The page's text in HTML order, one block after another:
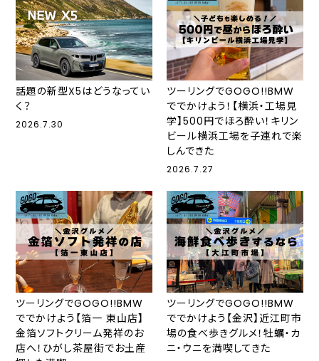
話題の新型X5はどうなってい
く？
2026.7.30
ツーリングでGOGO!!BMW
ででかけよう！【横浜・工場見
学】500円でほろ酔い！キリン
ビール横浜工場を子連れで楽
しんできた
2026.7.27
ツーリングでGOGO!!BMW
ででかけよう【箔一 東山店】
金箔ソフトクリーム発祥のお
店へ！ひがし茶屋街でお土産
ツーリングでGOGO!!BMW
ででかけよう【金沢】近江町市
場の食べ歩きグルメ！牡蠣・カ
ニ・ウニを満喫してきた